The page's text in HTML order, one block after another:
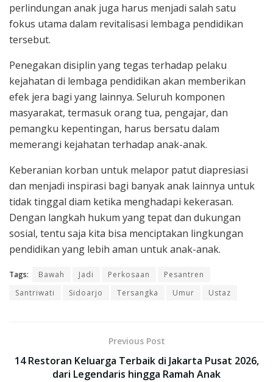
perlindungan anak juga harus menjadi salah satu
fokus utama dalam revitalisasi lembaga pendidikan
tersebut.
Penegakan disiplin yang tegas terhadap pelaku
kejahatan di lembaga pendidikan akan memberikan
efek jera bagi yang lainnya. Seluruh komponen
masyarakat, termasuk orang tua, pengajar, dan
pemangku kepentingan, harus bersatu dalam
memerangi kejahatan terhadap anak-anak.
Keberanian korban untuk melapor patut diapresiasi
dan menjadi inspirasi bagi banyak anak lainnya untuk
tidak tinggal diam ketika menghadapi kekerasan.
Dengan langkah hukum yang tepat dan dukungan
sosial, tentu saja kita bisa menciptakan lingkungan
pendidikan yang lebih aman untuk anak-anak.
Tags: Bawah Jadi Perkosaan
Pesantren
Santriwati
Sidoarjo Tersangka Umur Ustaz
Previous Post
14 Restoran Keluarga Terbaik di Jakarta Pusat 2026,
dari Legendaris hingga Ramah Anak